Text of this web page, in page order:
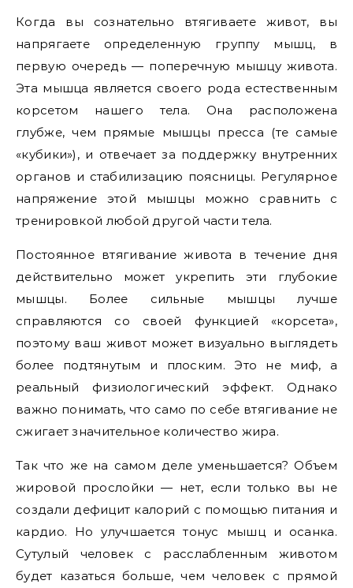
Когда вы сознательно втягиваете живот, вы
напрягаете определенную группу мышц, в
первую очередь — поперечную мышцу живота.
Эта мышца является своего рода естественным
корсетом нашего тела. Она расположена
глубже, чем прямые мышцы пресса (те самые
«кубики»), и отвечает за поддержку внутренних
органов и стабилизацию поясницы. Регулярное
напряжение этой мышцы можно сравнить с
тренировкой любой другой части тела.
Постоянное втягивание живота в течение дня
действительно может укрепить эти глубокие
мышцы. Более сильные мышцы лучше
справляются со своей функцией «корсета»,
поэтому ваш живот может визуально выглядеть
более подтянутым и плоским. Это не миф, а
реальный физиологический эффект. Однако
важно понимать, что само по себе втягивание не
сжигает значительное количество жира.
Так что же на самом деле уменьшается? Объем
жировой прослойки — нет, если только вы не
создали дефицит калорий с помощью питания и
кардио. Но улучшается тонус мышц и осанка.
Сутулый человек с расслабленным животом
будет казаться больше, чем человек с прямой